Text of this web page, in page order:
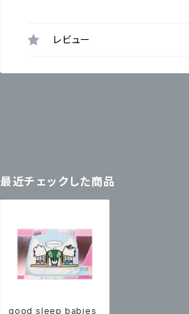
レビュー
最近チェックした商品
good sleep babies